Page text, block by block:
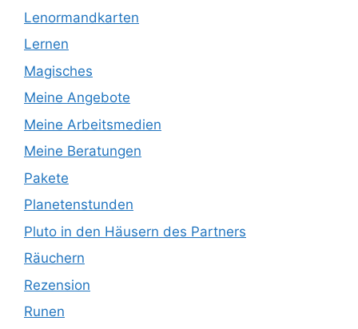
Lenormandkarten
Lernen
Magisches
Meine Angebote
Meine Arbeitsmedien
Meine Beratungen
Pakete
Planetenstunden
Pluto in den Häusern des Partners
Räuchern
Rezension
Runen